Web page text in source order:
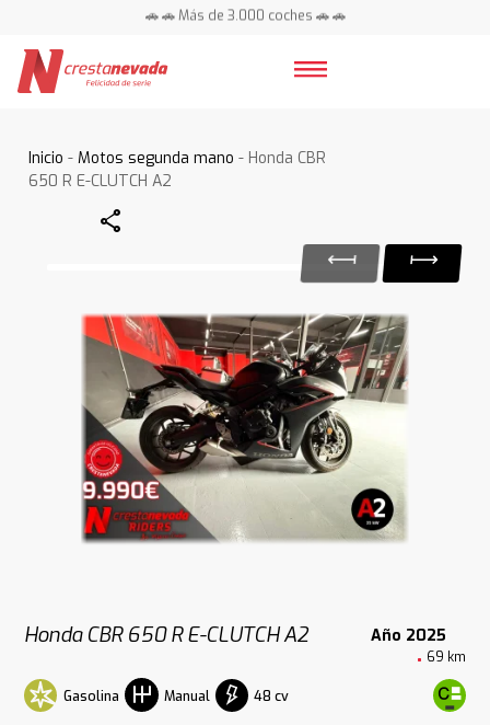
🚗 🚗 Más de 3.000 coches 🚗 🚗
Inicio -Motos segunda mano - Honda CBR
650 R E-CLUTCH A2
Share
Honda CBR 650 R E-CLUTCH A2 Año 2025
69 km
Gasolina Manual 48 cv